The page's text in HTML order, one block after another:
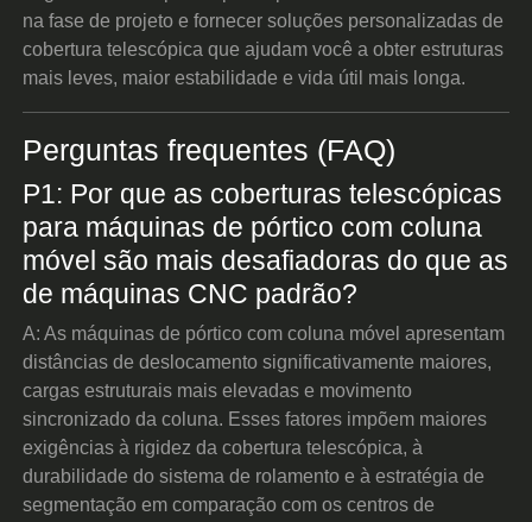
na fase de projeto e fornecer soluções personalizadas de
cobertura telescópica que ajudam você a obter estruturas
mais leves, maior estabilidade e vida útil mais longa.
Perguntas frequentes (FAQ)
P1: Por que as coberturas telescópicas
para máquinas de pórtico com coluna
móvel são mais desafiadoras do que as
de máquinas CNC padrão?
A: As máquinas de pórtico com coluna móvel apresentam
distâncias de deslocamento significativamente maiores,
cargas estruturais mais elevadas e movimento
sincronizado da coluna. Esses fatores impõem maiores
exigências à rigidez da cobertura telescópica, à
durabilidade do sistema de rolamento e à estratégia de
segmentação em comparação com os centros de